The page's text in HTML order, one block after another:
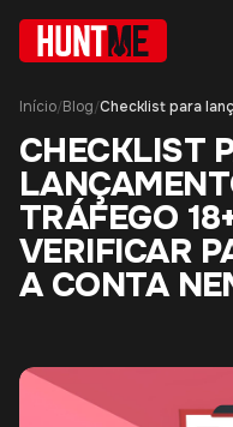
Início/Blog/
CHECKLIST
TRÁFEGO
VERIFICAR
A CONTA